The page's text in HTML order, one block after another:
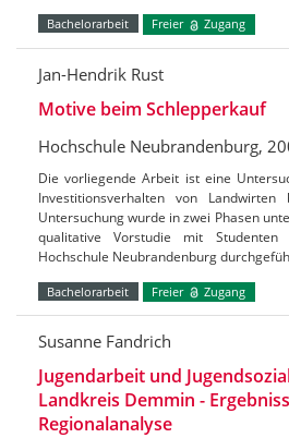
Bachelorarbeit Freier Zugang
Jan-Hendrik Rust
Motive beim Schlepperkauf
Hochschule Neubrandenburg,
Die vorliegende Arbeit ist eine
Investitionsverhalten von Landwirten
Untersuchung wurde in zwei Phasen
qualitative Vorstudie mit
Hochschule Neubrandenburg
Bachelorarbeit Freier Zugang
Susanne Fandrich
Jugendarbeit und
Landkreis Demmin -
Regionalanalyse